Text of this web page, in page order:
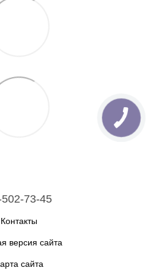
73-45
Контакты
версия сайта
сайта